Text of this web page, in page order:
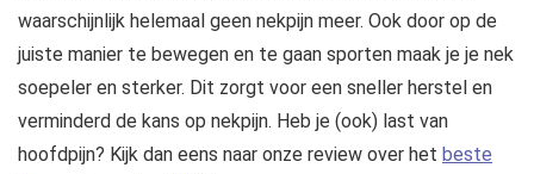
waarschijnlijk helemaal geen nekpijn meer. Ook door op de
juiste manier te bewegen en te gaan sporten maak je je nek
soepeler en sterker. Dit zorgt voor een sneller herstel en
verminderd de kans op nekpijn. Heb je (ook) last van
hoofdpijn? Kijk dan eens naar onze review over het beste